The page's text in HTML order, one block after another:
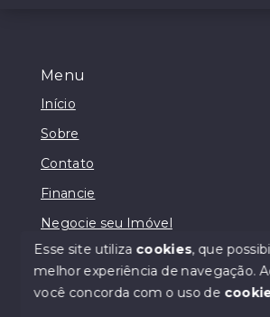
Olá! Estamos disponíveis
Menu
Início
Sobre
Contato
Financie
Negocie seu Imóvel
© Copyright 2026 - Lodi Negócios
Esse site utiliza cookies, que
melhor experiência de navegação.
você concorda com o uso de